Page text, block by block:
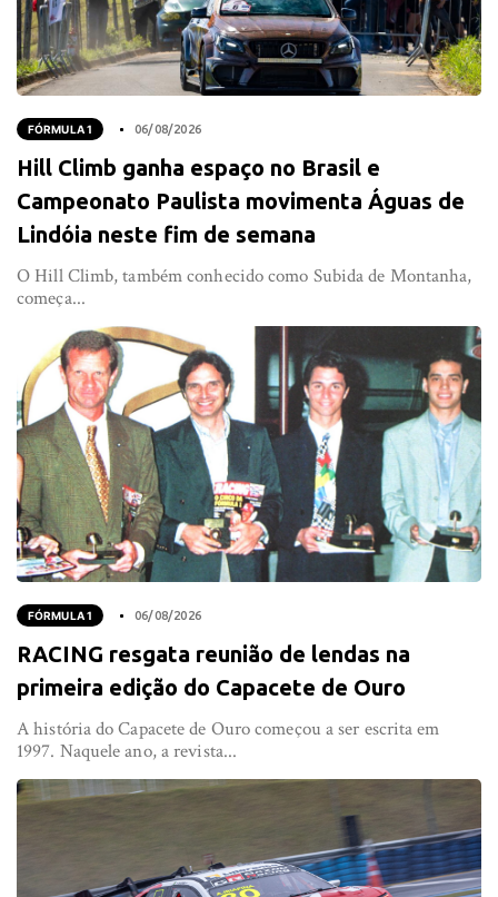
FÓRMULA 1 06/08/2026
Hill Climb ganha espaço no Brasil e
Campeonato Paulista movimenta Águas de
Lindóia neste fim de semana
O Hill Climb, também conhecido como Subida de Montanha,
começa...
FÓRMULA 1 06/08/2026
RACING resgata reunião de lendas na
primeira edição do Capacete de Ouro
A história do Capacete de Ouro começou a ser escrita em
1997. Naquele ano, a revista...